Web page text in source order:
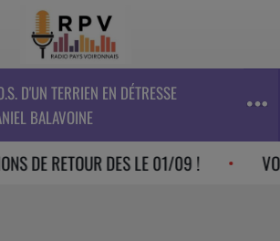
D'UN TERRIEN EN DÉTRESSE
BALAVOINE
DE RETOUR DES LE 01/09 !